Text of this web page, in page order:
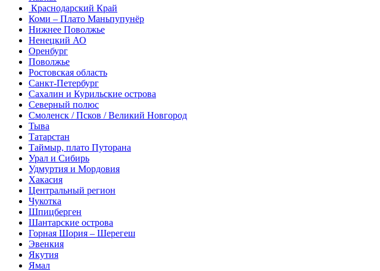
Краснодарский Край
Коми – Плато Маньпупунёр
Нижнее Поволжье
Ненецкий АО
Оренбург
Поволжье
Ростовская область
Санкт-Петербург
Сахалин и Курильские острова
Северный полюс
Смоленск / Псков / Великий Новгород
Тыва
Татарстан
Таймыр, плато Путорана
Урал и Сибирь
Удмуртия и Мордовия
Хакасия
Центральный регион
Чукотка
Шпицберген
Шантарские острова
Горная Шория – Шерегеш
Эвенкия
Якутия
Ямал